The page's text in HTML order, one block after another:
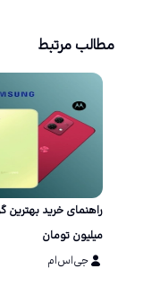
مطالب مرتبط
میلیون تومان
جی‌اس‌ام